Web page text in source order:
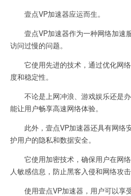
壹点VP加速器应运而生。
壹点VP加速器作为一种网络加速
访问过慢的问题。
它使用先进的技术，通过优化网络
度和稳定性。
不论是上网冲浪、游戏娱乐还是办
能让用户畅享高速网络体验。
此外，壹点VP加速器还具有网络
护用户的隐私和数据安全。
它使用加密技术，确保用户在网络
人敏感信息，防止黑客入侵和网络攻击
使用壹点VP加速器，用户可以享